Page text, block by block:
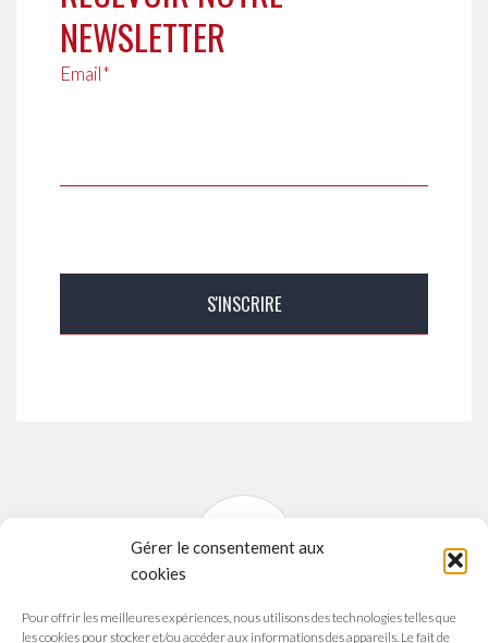
Gérer le consentement aux
cookies
Pour offrir les meilleures expériences, nous utilisons des technologies telles que
les cookies pour stocker et/ou accéder aux informations des appareils. Le fait de
NEWSLETTER
Email*
SYNAVI